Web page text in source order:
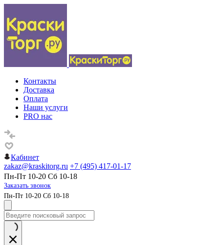
Контакты
Доставка
Оплата
Наши услуги
PRO нас
Кабинет
zakaz@kraskitorg.ru +7 (495) 417-01-17
Пн-Пт 10-20 Сб 10-18
Заказать звонок
Пн-Пт 10-20 Сб 10-18